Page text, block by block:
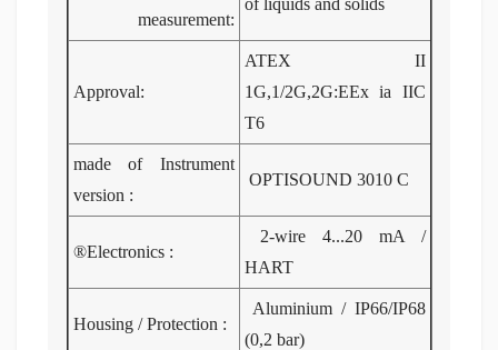
measurement:
ATEX II
1G,1/2G,2G:EEx ia IIC
T6
Approval:
OPTISOUND 3010 C
made of Instrument
version :
2-wire 4...20 mA /
HART
®️Electronics :
Aluminium / IP66/IP68
(0,2 bar)
Housing / Protection :